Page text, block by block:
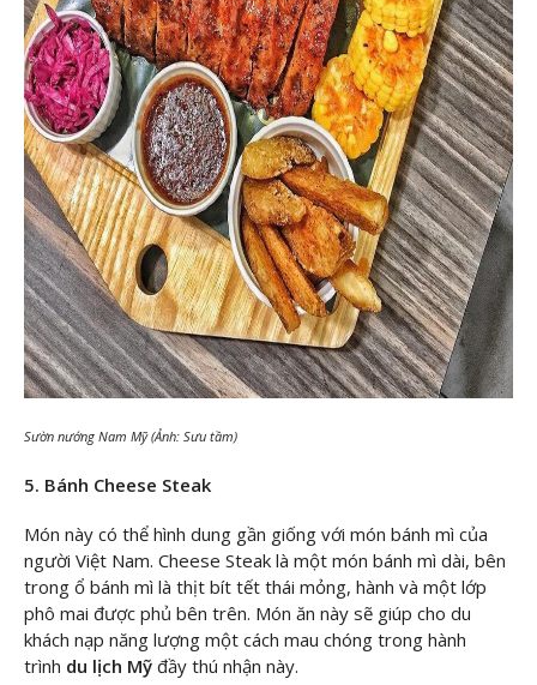
Sườn nướng Nam Mỹ (Ảnh: Sưu tầm)
5. Bánh Cheese Steak
Món này có thể hình dung gần giống với món bánh mì của
người Việt Nam. Cheese Steak là một món bánh mì dài, bên
trong ổ bánh mì là thịt bít tết thái mỏng, hành và một lớp
phô mai được phủ bên trên. Món ăn này sẽ giúp cho du
khách nạp năng lượng một cách mau chóng trong hành
trình du lịch Mỹ đầy thú nhận này.